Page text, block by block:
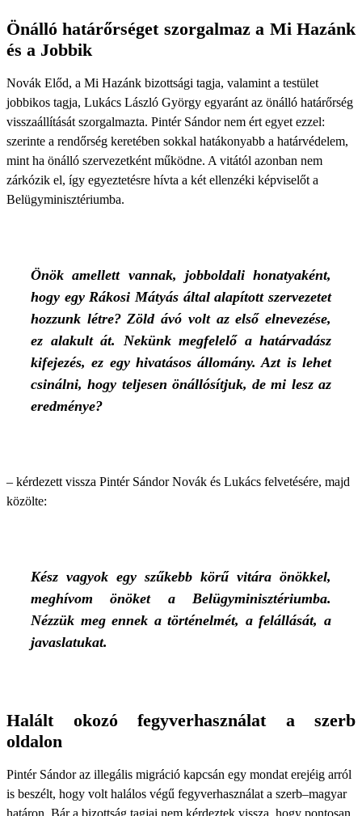
Önálló határőrséget szorgalmaz a Mi Hazánk
és a Jobbik
Novák Előd, a Mi Hazánk bizottsági tagja, valamint a testület
jobbikos tagja, Lukács László György egyaránt az önálló határőrség
visszaállítását szorgalmazta. Pintér Sándor nem ért egyet ezzel:
szerinte a rendőrség keretében sokkal hatákonyabb a határvédelem,
mint ha önálló szervezetként működne. A vitától azonban nem
zárkózik el, így egyeztetésre hívta a két ellenzéki képviselőt a
Belügyminisztériumba.
Önök amellett vannak, jobboldali honatyaként,
hogy egy Rákosi Mátyás által alapított szervezetet
hozzunk létre? Zöld ávó volt az első elnevezése,
ez alakult át. Nekünk megfelelő a határvadász
kifejezés, ez egy hivatásos állomány. Azt is lehet
csinálni, hogy teljesen önállósítjuk, de mi lesz az
eredménye?
– kérdezett vissza Pintér Sándor Novák és Lukács felvetésére, majd
közölte:
Kész vagyok egy szűkebb körű vitára önökkel,
meghívom önöket a Belügyminisztériumba.
Nézzük meg ennek a történelmét, a felállását, a
javaslatukat.
Halált okozó fegyverhasználat a szerb
oldalon
Pintér Sándor az illegális migráció kapcsán egy mondat erejéig arról
is beszélt, hogy volt halálos végű fegyverhasználat a szerb–magyar
határon. Bár a bizottság tagjai nem kérdeztek vissza, hogy pontosan